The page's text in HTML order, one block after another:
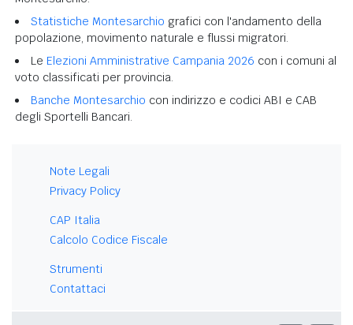
Statistiche Montesarchio grafici con l'andamento della
popolazione, movimento naturale e flussi migratori.
Le Elezioni Amministrative Campania 2026 con i comuni al
voto classificati per provincia.
Banche Montesarchio con indirizzo e codici ABI e CAB
degli Sportelli Bancari.
Note Legali
Privacy Policy
CAP Italia
Calcolo Codice Fiscale
Strumenti
Contattaci